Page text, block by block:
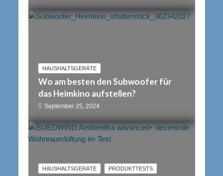
HAUSHALTSGERÄTE
Wo am besten den Subwoofer für
das Heimkino aufstellen?
September 25, 2024
HAUSHALTSGERÄTE PRODUKTTESTS